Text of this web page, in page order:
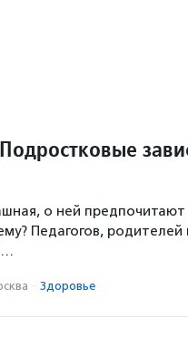
о ней предпочитают
Педагогов,
· Здоровье